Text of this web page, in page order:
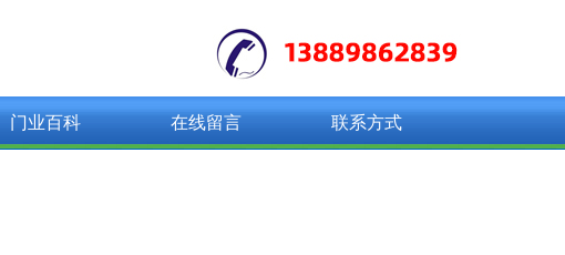
门业百科 在线留言 联系方式